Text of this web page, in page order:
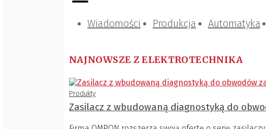
Wiadomości Produkcja Automatyka
NAJNOWSZE Z ELEKTROTECHNIKA
Produkty
Zasilacz z wbudowaną diagnostyką do